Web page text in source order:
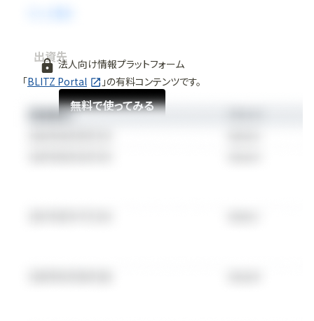
法人向け情報プラットフォーム
「BLITZ Portal 」の有料コンテンツです。
無料で使ってみる
出資先